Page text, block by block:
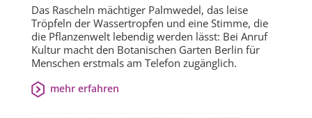
Das Rascheln mächtiger Palmwedel, das leise
Tröpfeln der Wassertropfen und eine Stimme, die
die Pflanzenwelt lebendig werden lässt: Bei Anruf
Kultur macht den Botanischen Garten Berlin für
Menschen erstmals am Telefon zugänglich.
mehr erfahren